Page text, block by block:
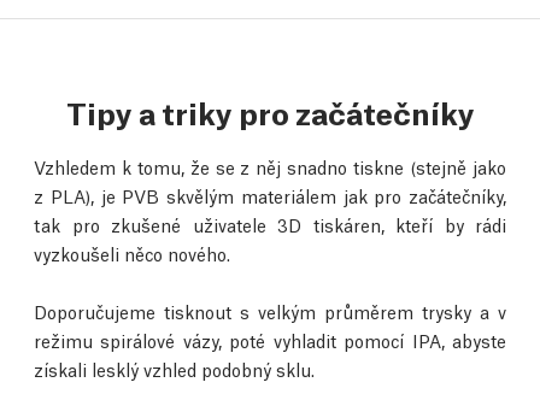
Tipy a triky pro začátečníky
Vzhledem k tomu, že se z něj snadno tiskne (stejně jako
z PLA), je PVB skvělým materiálem jak pro začátečníky,
tak pro zkušené uživatele 3D tiskáren, kteří by rádi
vyzkoušeli něco nového.
Doporučujeme tisknout s velkým průměrem trysky a v
režimu spirálové vázy, poté vyhladit pomocí IPA, abyste
získali lesklý vzhled podobný sklu.